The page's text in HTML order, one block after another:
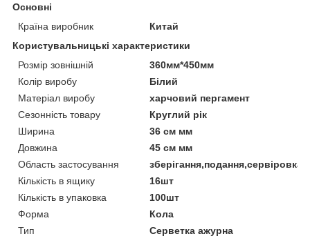
Основні
Країна виробник
Китай
Користувальницькі характеристики
Розмір зовнішній
360мм*450мм
Колір виробу
Білий
Матеріал виробу
харчовий пергамент
Сезонність товару
Круглий рік
Ширина
36 см мм
Довжина
45 см мм
Область застосування
зберігання,подання,сервіровка
Кількість в ящику
16шт
Кількість в упаковка
100шт
Форма
Кола
Тип
Серветка ажурна